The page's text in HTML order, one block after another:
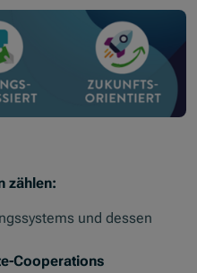
zählen:
und dessen
Cooperations